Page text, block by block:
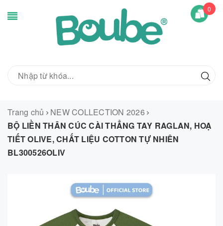
0
Trang chủ
NEW COLLECTION 2026
BỘ LIỀN THÂN CÚC CÀI THẲNG TAY RAGLAN, HOẠ
TIẾT OLIVE, CHẤT LIỆU COTTON TỰ NHIÊN
BL300526OLIV